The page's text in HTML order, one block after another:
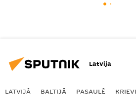
Latvija
LATVIJĀ BALTIJĀ PASAULĒ